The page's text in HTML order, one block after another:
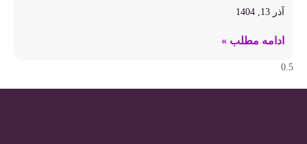
آذر 13, 1404
ادامه مطلب »